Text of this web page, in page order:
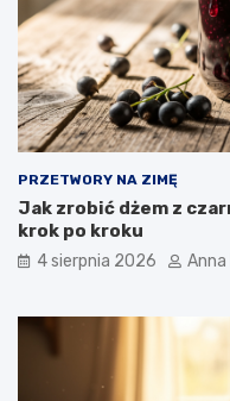
PRZETWORY NA ZIMĘ
Jak zrobić dżem z
krok po kroku
4 sierpnia 2026